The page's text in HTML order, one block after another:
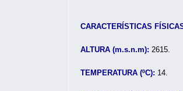
CARACTERÍSTICAS
ALTURA (m.s.n.m): 2615.
TEMPERATURA (ºC): 14.